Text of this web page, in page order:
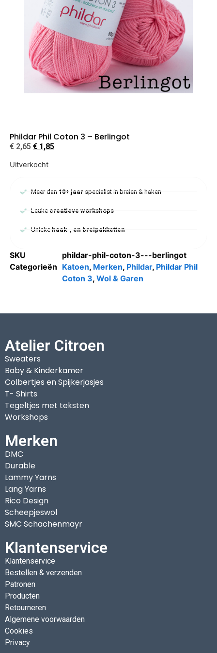
Phildar Phil Coton 3 – Berlingot
€2,65 € 1,85
Uitverkocht
Meer dan 10+ jaar specialist in breien & haken
Leuke creatieve workshops
Uniekehaak-, en breipakketten
SKU
phildar-phil-coton-3---berlingot
Categorieën Katoen, Merken, Phildar, Phildar Phil
Coton 3, Wol & Garen
Atelier Citroen
Sweaters
Baby & Kinderkamer
Colbertjes en Spijkerjasjes
T- Shirts
Tegeltjes met teksten
Workshops
Merken
DMC
Durable
Lammy Yarns
Lang Yarns
Rico Design
Scheepjeswol
SMC Schachenmayr
Klantenservice
Klantenservice
Bestellen & verzenden
Patronen
Producten
Retourneren
Algemene voorwaarden
Cookies
Privacy